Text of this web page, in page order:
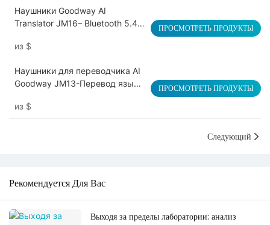
Наушники Goodway AI
Translator JM16– Bluetooth 5.4,
20H Playtime
из $
ПРОСМОТРЕТЬ ПРОДУКТЫ
Наушники для переводчика AI
Goodway JM13-Перевод языка
5.3, двойные микрофоны, 20-
часовая батарея
из $
ПРОСМОТРЕТЬ ПРОДУКТЫ
Следующий
Рекомендуется Для Вас
Выходя за пределы лаборатории: анализ